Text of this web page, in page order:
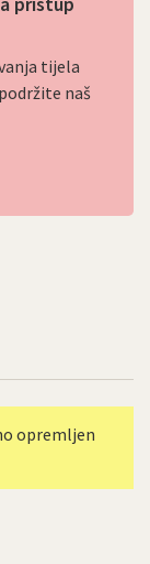
tijela
naš
opremljen